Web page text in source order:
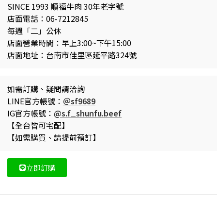
SINCE 1993 順福牛肉 30年老字號
店面電話：06-7212845
每週「二」公休
店面營業時間：早上3:00~下午15:00
店面地址：台南市佳里區延平路324號
如需訂購、疑問請洽詢
LINE官方帳號： ＠sf9689
IG官方帳號： @s.f_shunfu.beef
【全台皆可宅配】
【如需購買、請提前預訂】
立即訂購